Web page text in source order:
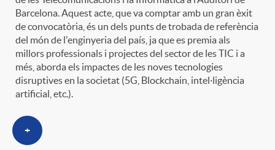
Barcelona. Aquest acte, que va comptar amb un gran èxit
de convocatòria, és un dels punts de trobada de referència
del món de l'enginyeria del país, ja que es premia als
millors professionals i projectes del sector de les TIC i a
més, aborda els impactes de les noves tecnologies
disruptives en la societat (5G, Blockchain, intel·ligència
artificial, etc.).
+